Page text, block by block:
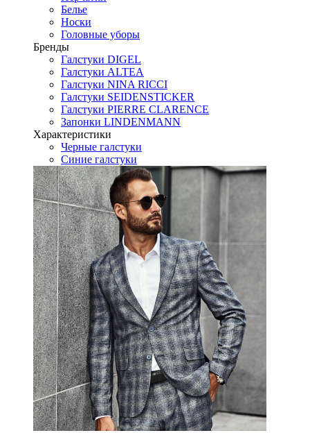
Белье
Носки
Головные уборы
Бренды
Галстуки DIGEL
Галстуки ALTEA
Галстуки NINA RICCI
Галстуки SEIDENSTICKER
Галстуки PIERRE CLARENCE
Запонки LINDENMANN
Характеристики
Черные галстуки
Синие галстуки